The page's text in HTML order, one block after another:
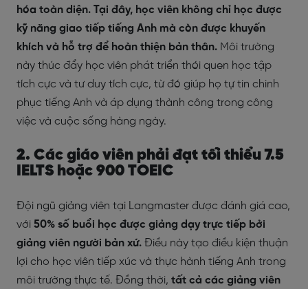
hóa toàn diện. Tại đây, học viên không chỉ học được
kỹ năng giao tiếp tiếng Anh mà còn được khuyến
khích và hỗ trợ để hoàn thiện bản thân. Môi trường
này thúc đẩy học viên phát triển thói quen học tập
tích cực và tư duy tích cực, từ đó giúp họ tự tin chinh
phục tiếng Anh và áp dụng thành công trong công
việc và cuộc sống hàng ngày.
2. Các giáo viên phải đạt tối thiểu 7.5
IELTS hoặc 900 TOEIC
Đội ngũ giảng viên tại Langmaster được đánh giá cao,
với 50% số buổi học được giảng dạy trực tiếp bởi
giảng viên người bản xứ. Điều này tạo điều kiện thuận
lợi cho học viên tiếp xúc và thực hành tiếng Anh trong
môi trường thực tế. Đồng thời, tất cả các giảng viên